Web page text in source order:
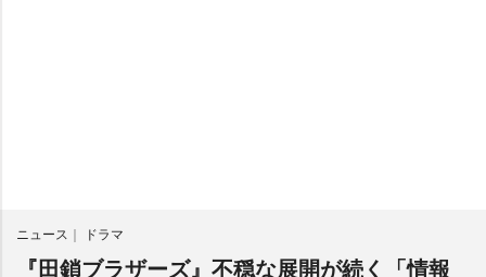
ニュース ドラマ
『田鎖ブラザーズ』不穏な展開が続く「情報